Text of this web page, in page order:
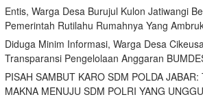
Entis, Warga Desa Burujul Kulon Jatiwangi
Pemerintah Rutilahu Rumahnya Yang
Diduga Minim Informasi, Warga Desa
Transparansi Pengelolaan Anggaran
PISAH SAMBUT KARO SDM POLDA JABAR:
MAKNA MENUJU SDM POLRI YANG